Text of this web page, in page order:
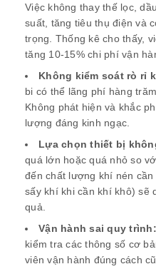
Việc không thay thế lọc,
suất, tăng tiêu thụ điện và
trọng. Thống kê cho thấy,
tăng 10-15% chi phí vận
Không kiểm soát rò rỉ
bi có thể lãng phí hàng
Không phát hiện và khắc
lượng đáng kinh ngạc.
Lựa chọn thiết bị
quá lớn hoặc quá nhỏ so
đến chất lượng khí nén
sấy khí khi cần khí khô) sẽ
quả.
Vận hành sai quy trình:
kiểm tra các thông số cơ
viên vận hành đúng cách